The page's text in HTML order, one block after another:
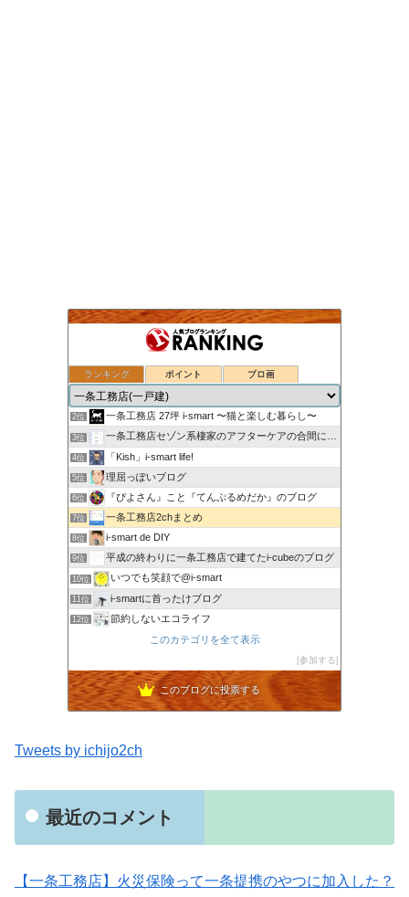
ランキング ポイント ブロ画
1位 nasu_star's blog
2位 一条工務店 27坪 i-smart 〜猫と楽しむ暮らし〜
3位 一条工務店セゾン系棲家のアフターケアの合間に綴るブログ
4位 「Kish」i-smart life!
5位 理屈っぽいブログ
6位 『ぴよさん』こと『てんぷるめだか』のブログ
7位 一条工務店2chまとめ
8位 i-smart de DIY
9位 平成の終わりに一条工務店で建てたi-cubeのブログ
10位 いつでも笑顔で@i-smart
11位 i-smartに首ったけブログ
12位 節約しないエコライフ
noahnoah研究所
わたしの家づくり│ハウスメーカーで注文住宅を建てよう
15位 わかまっちょのおうち
このカテゴリを全て表示
参加する
このブログに投票する
Tweets by ichijo2ch
最近のコメント
【一条工務店】火災保険って一条提携のやつに加入した？